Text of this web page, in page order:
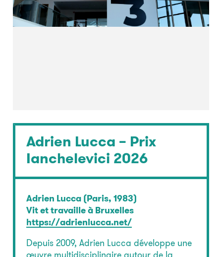
Adrien Lucca – Prix
Ianchelevici 2026
Adrien Lucca (Paris, 1983)
Vit et travaille à Bruxelles
https://adrienlucca.net/
Depuis 2009, Adrien Lucca développe une